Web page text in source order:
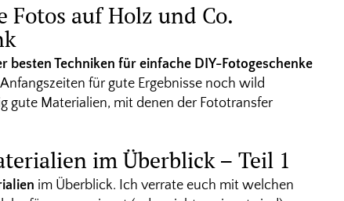
Fotos auf Holz und Co.
besten Techniken für einfache DIY-Fotogeschenke
für gute Ergebnisse noch wild
gute Materialien, mit denen der Fototransfer
im Überblick – Teil 1
im Überblick. Ich verrate euch mit welchen